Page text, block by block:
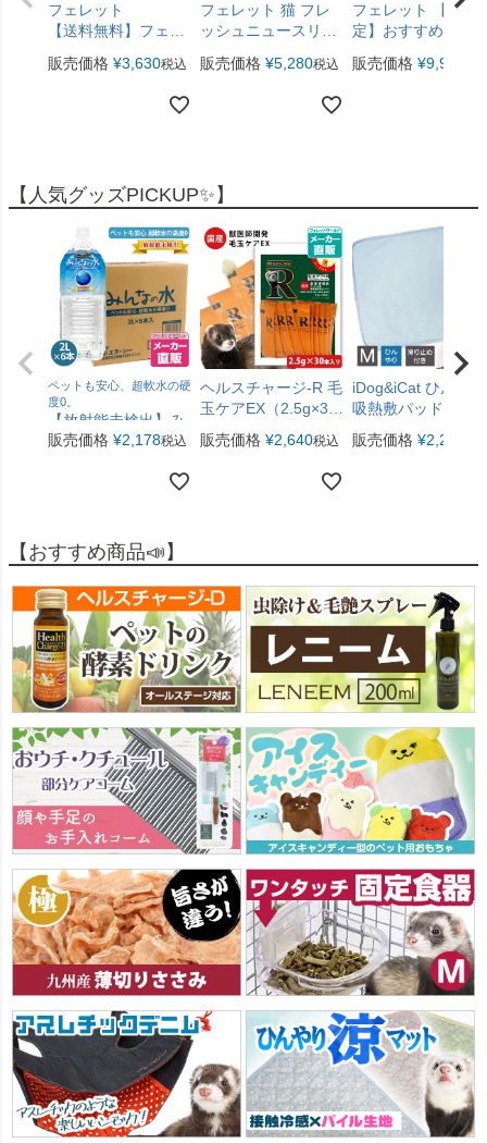
フェレット
【送料無料】フェレ
ットフード ジャパ
ンフェレミアム
1.5kg（ジャパンプ
レミアム） ヘルスチ
販売価格 ¥3,630税込
フェレット 猫 フレ
ッシュニュースリタ
ー 11.3kg【オスス
メ】【正規品】
販売価格 ¥5,280税込
フェレット 【当店
定】おすすめミッ
スフードセット
A（アルミ袋プレゼ
販売価格 ¥9,900
【人気グッズPICKUP✨】
ペットも安心、超軟水の硬
度0。
【放射能未検出】み
んなの水２L 1ケース
ーズ （２リットル6
\330（税別）とお買
い得!【ペットの飲料
水】
販売価格 ¥2,178税込
ヘルスチャージ-R 毛
玉ケアEX（2.5g×30
本入り）（フェレッ
ト用健康補助食品バ
イト）【国産】【無
販売価格 ¥2,640税込
iDog&iCat ひんやり
吸熱敷パッド PCM
Mサイズ
販売価格 ¥2,255
【おすすめ商品📣】